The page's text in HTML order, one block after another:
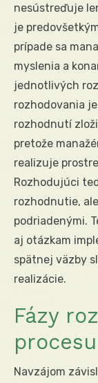
nesústreďuje
je
prípade sa
myslenia a
jednotlivých
rozhodovania
rozhodnutí
pretože
realizuje
Rozhodujúci
rozhodnutie,
podriadenými.
aj otázkam
spätnej väzby
realizácie.
Fázy
procesu
Navzájom